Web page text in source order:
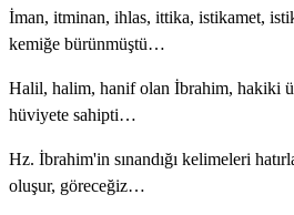
İman, itminan, ihlas, ittika, istikamet,
kemiğe bürünmüştü…
Halil, halim, hanif olan İbrahim, hakiki
hüviyete sahipti…
Hz. İbrahim'in sınandığı kelimeleri
oluşur, göreceğiz…